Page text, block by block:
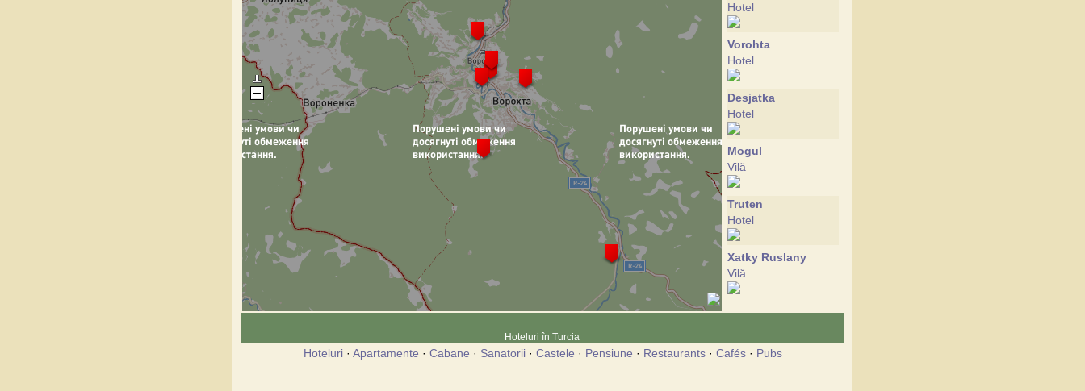
Hotel
Vorohta
Hotel
Desjatka
Hotel
Mogul
Vilă
Truten
Hotel
Xatky Ruslany
Vilă
Hoteluri în Turcia
Hoteluri· Apartamente · Cabane · Sanatorii· Castele · Pensiune · Restaurants· Cafés· Pubs